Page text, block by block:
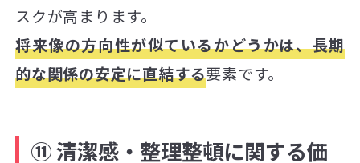
スクが高まります。
将来像の方向性が似ているかどうかは、長期
的な関係の安定に直結する要素です。
⑪ 清潔感・整理整頓に関する価